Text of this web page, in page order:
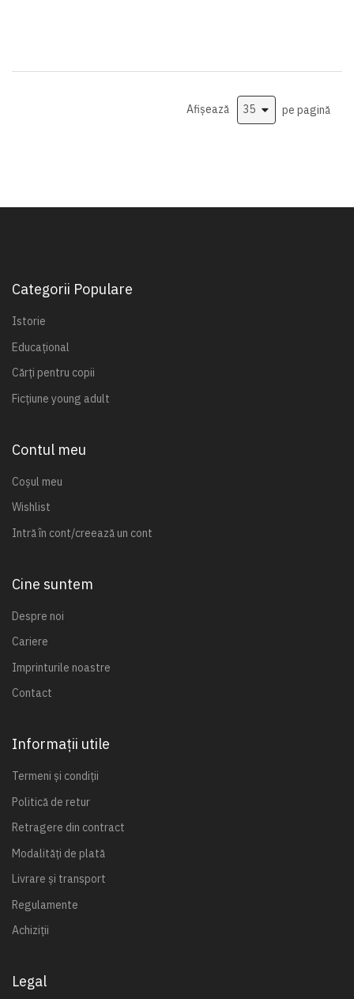
Afișează pe pagină
Categorii Populare
Istorie
Educațional
Cărți pentru copii
Ficțiune young adult
Contul meu
Coșul meu
Wishlist
Intră în cont/creează un cont
Cine suntem
Despre noi
Cariere
Imprinturile noastre
Contact
Informații utile
Termeni și condiții
Politică de retur
Retragere din contract
Modalități de plată
Livrare și transport
Regulamente
Achiziții
Legal